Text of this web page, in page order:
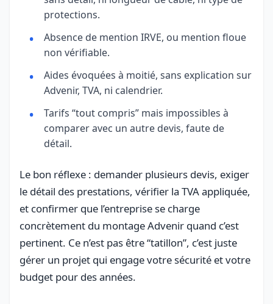
protections.
Absence de mention IRVE, ou mention floue
non vérifiable.
Aides évoquées à moitié, sans explication sur
Advenir, TVA, ni calendrier.
Tarifs “tout compris” mais impossibles à
comparer avec un autre devis, faute de
détail.
Le bon réflexe : demander plusieurs devis, exiger
le détail des prestations, vérifier la TVA appliquée,
et confirmer que l’entreprise se charge
concrètement du montage Advenir quand c’est
pertinent. Ce n’est pas être “tatillon”, c’est juste
gérer un projet qui engage votre sécurité et votre
budget pour des années.